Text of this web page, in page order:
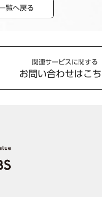
覧へ戻る
関連サービスに関する
お問い合わせはこ